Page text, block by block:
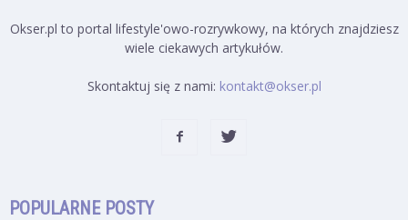
Okser.pl to portal lifestyle'owo-rozrywkowy, na których znajdziesz
wiele ciekawych artykułów.
Skontaktuj się z nami: kontakt@okser.pl
POPULARNE POSTY